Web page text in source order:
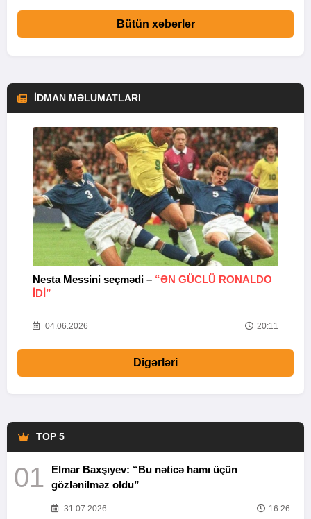
Bütün xəbərlər
İDMAN MƏLUMATLARI
Nesta Messini seçmədi – “ƏN GÜCLÜ RONALDO
IDI”
04.06.2026 20:11
Digərləri
TOP 5
01
Elmar Baxşıyev: “Bu nəticə hamı üçün
gözlənilməz oldu”
31.07.2026 16:26